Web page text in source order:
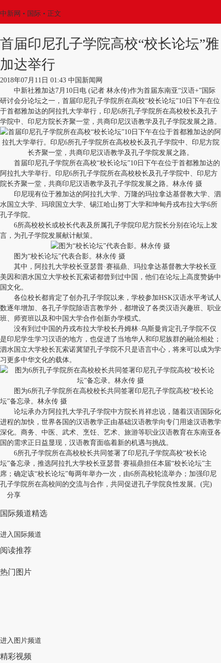
中新网 • 国际 • 正文
首届印尼孔子学院高校“校长论坛”雅
加达举行
2018年07月11日 01:43 中国新闻网
中新社雅加达7月10日电 (记者 林永传)作为首届东南亚“汉语+”国际
研讨会分论坛之一，首届印尼孔子学院所在高校“校长论坛”10日下午在位
于首都雅加达的阿拉扎大学举行，印尼6所孔子学院所在高校校长及孔子
学院中、印尼方院长齐聚一堂，共商印尼汉语教学及孔子学院发展之路。
首届印尼孔子学院所在高校“校长论坛”10日下午在位于首都雅加达的
阿拉扎大学举行。印尼6所孔子学院所在高校校长及孔子学院中、印尼方
院长齐聚一堂，共商印尼汉语教学及孔子学院发展之路。林永传 摄
印尼现有位于雅加达的阿拉扎大学、万隆的玛拉拿达基督教大学、泗
水国立大学、玛琅国立大学、锡江哈山努丁大学和坤甸丹戎布拉大学6所
孔子学院。
6所高校校长或校长代表及所属孔子学院印尼方院长分别在论坛上发
言，为孔子学院发展献计献策。
图为“校长论坛”代表合影。林永传 摄
其中，阿拉扎大学校长亚瑟普·赛福鼎、玛拉拿达基督教大学校长亚
美因和泗水国立大学校长瓦索诺都曾到过中国，他们在论坛上高度赞扬中
国文化。
各位校长都肯定了创办孔子学院以来，学校参加HSK汉语水平考试人
数逐年增加、各孔子学院除语言教学外，都增设了各类汉语兴趣班、职业
班、师资班以及和中国大学合作创新办学模式。
没有到过中国的丹戎布拉大学校长丹姆林·乌斯曼肯定孔子学院不仅
是印尼学生学习汉语的地方，也促进了当地华人和印尼族群的融洽相处；
泗水国立大学校长瓦索诺冀望孔子学院不只是语言中心，将来可以成为学
习更多中华文化的载体。
图为6所孔子学院所在高校校长共同签署印尼孔子学院高校“校长论
坛”备忘录。林永传 摄
论坛承办方阿拉扎大学孔子学院中方院长肖祥忠说，随着汉语国际化
进程的加快，世界各国的汉语教学正由基础汉语教学向专门用途汉语教学
深化。商务、中医、武术、烹饪、艺术、旅游等职业汉语教育在东南亚各
国的需求正日益显现，汉语教育面临着新的机遇与挑战。
6所孔子学院所在高校校长共同签署了印尼孔子学院高校“校长论
坛”备忘录，推选阿拉扎大学校长亚瑟普·赛福鼎担任本届“校长论坛”主
席；确定该“校长论坛”每两年举办一次，由6所高校轮流举办；加强印尼
孔子学院所在高校间的交流与合作，共同促进孔子学院良性发展。(完)
分享
国际频道精选
进入国际频道
阅读推荐
热门图片
进入图片频道
精彩视频